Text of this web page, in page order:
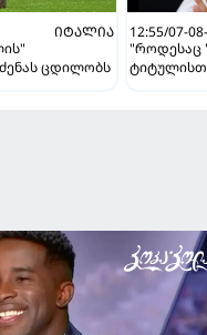
ᲘᲢᲐᲚᲘᲐ
ცდილობს
12:55/07-
"როდესაც